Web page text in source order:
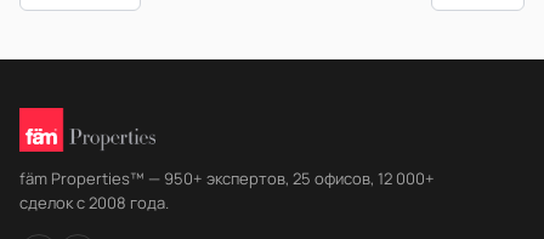
fäm Properties™ — 950+ экспертов, 25 офисов, 12 000+
сделок с 2008 года.